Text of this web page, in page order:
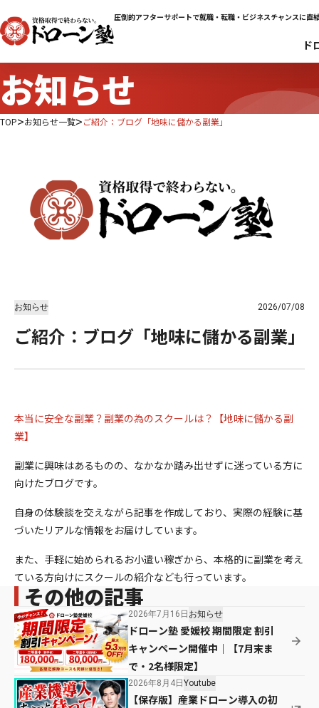
圧倒的アフターサポートで就職・転職・ビジネスチャンスに直
ド
お知らせ
TOP お知らせ一覧 ご紹介：ブログ「地味に儲かる副業」
お知らせ 2026/07/08
ご紹介：ブログ「地味に儲かる副業」
本当に安全な副業？副業の為のスクールは？【地味に儲かる副
業】
副業に興味はあるものの、なかなか踏み出せずに迷っている方に
向けたブログです。
自身の体験談を交えながら記事を作成しており、実際の経験に基
づいたリアルな情報をお届けしています。
また、手軽に始められるお小遣い稼ぎから、本格的に副業を考え
ている方向けにスクールの紹介なども行っています。
その他の記事
2026年7月16日 お知らせ
ドローン塾 愛媛校 期間限定 割引
キャンペーン開催中｜【7月末ま
で・2名様限定】
2026年8月4日 Youtube
【保存版】産業ドローン導入の初